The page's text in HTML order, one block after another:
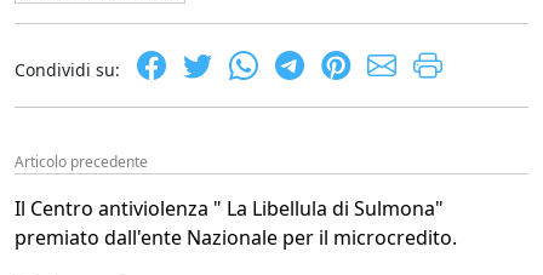
Condividi su:
Articolo precedente
Il Centro antiviolenza " La Libellula di Sulmona"
premiato dall'ente Nazionale per il microcredito.